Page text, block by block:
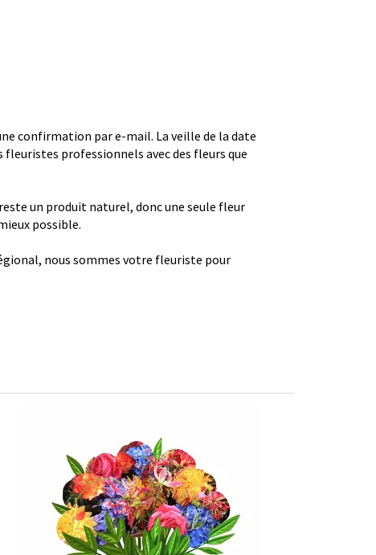
confirmation par e-mail. La veille de la date
professionnels avec des fleurs que
un produit naturel, donc une seule fleur
possible.
nous sommes votre fleuriste pour